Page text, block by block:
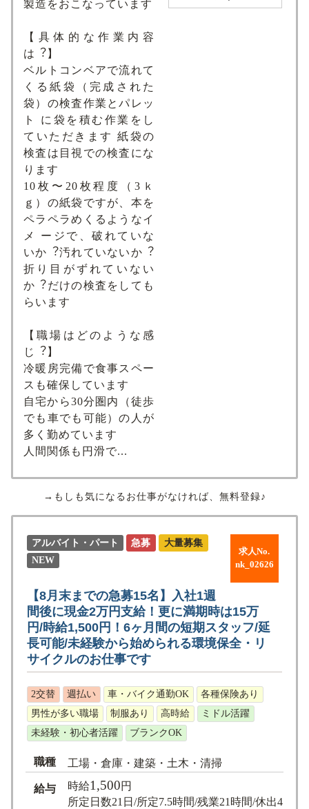
製造をおこなっています
【具体的な作業内容
は︖】
ベルトコンベアで流れて
くる紙袋（完成された
袋）の検査作業とパレッ
ト に袋を積む作業をし
ていただきます 紙袋の
検査は⽬視での検査にな
ります
10枚〜20枚程度（3ｋ
ｇ）の紙袋ですが、本を
ペラペラめくるようなイ
メ ージで、破れていな
いか︖汚れていないか︖
折り⽬がずれていない
か︖だけの検査をしても
らいます
【職場はどのような感
じ︖】
冷暖房完備で⾷事スペー
スも確保しています
⾃宅から30分圏内（徒歩
でも⾞でも可能）の⼈が
多く勤めています
⼈間関係も円滑で...
→もしも気になるお仕事がなければ、無料登録♪
求人No.
nk_02626
アルバイト・パート 急募
大量募集
NEW
【8月末までの急募15名】入社1週
間後に現金2万円支給！更に満期時は15万
円/時給1,500円！6ヶ月間の短期スタッフ/延
長可能/未経験から始められる環境保全・リ
サイクルのお仕事です
2交替 週払い 車・バイク通勤OK
各種保険あり
男性が多い職場
制服あり 高時給
ミドル活躍
未経験・初心者活躍
ブランクOK
職種 工場・倉庫・建築・土木・清掃
給与 時給1,500円
所定日数21日/所定7.5時間/残業21時間/休出4